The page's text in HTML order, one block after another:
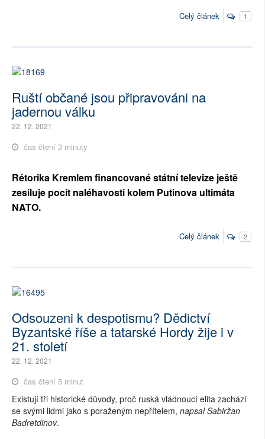
Celý článek 1
Ruští občané jsou připravováni na
jadernou válku
22. 12. 2021
čas čtení 3 minuty
Rétorika Kremlem financované státní televize ještě
zesiluje pocit naléhavosti kolem Putinova ultimáta
NATO.
Celý článek 2
Odsouzeni k despotismu? Dědictví
Byzantské říše a tatarské Hordy žije i v
21. století
22. 12. 2021
čas čtení 5 minut
Existují tři historické důvody, proč ruská vládnoucí elita zachází
se svými lidmi jako s poraženým nepřítelem, napsal Sabiržan
Badretdinov.